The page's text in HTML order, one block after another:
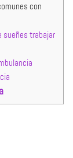
con
sueñes trabajar